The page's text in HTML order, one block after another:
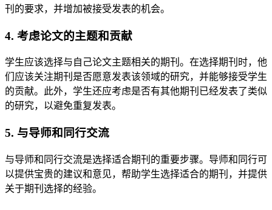
刊的要求，并增加被接受发表的机会。
4. 考虑论文的主题和贡献
学生应该选择与自己论文主题相关的期刊。在选择期刊时，他
们应该关注期刊是否愿意发表该领域的研究，并能够接受学生
的贡献。此外，学生还应考虑是否有其他期刊已经发表了类似
的研究，以避免重复发表。
5. 与导师和同行交流
与导师和同行交流是选择适合期刊的重要步骤。导师和同行可
以提供宝贵的建议和意见，帮助学生选择适合的期刊，并提供
关于期刊选择的经验。